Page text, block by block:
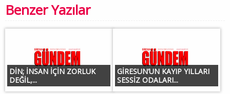
Benzer Yazılar
DİN; İNSAN İÇİN ZORLUK
DEĞİL,...
GİRESUN’UN KAYIP YILLARI
SESSİZ ODALARI...